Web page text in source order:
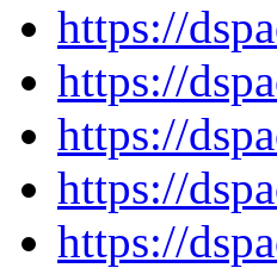
https://
https://
https://
https://
https://